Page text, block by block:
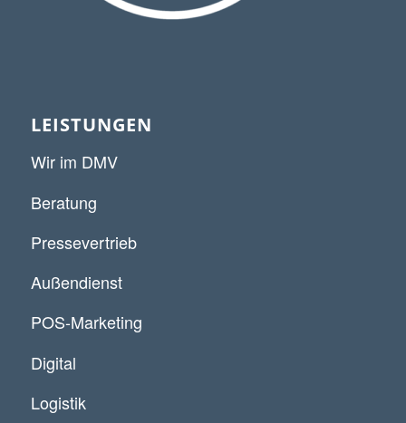
LEISTUNGEN
Wir im DMV
Beratung
Pressevertrieb
Außendienst
POS-Marketing
Digital
Logistik